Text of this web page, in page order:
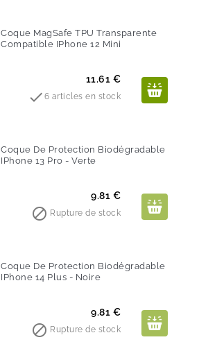
Coque MagSafe TPU Transparente
Compatible IPhone 12 Mini
Prix
11.61 €
 6 articles en stock
Coque De Protection Biodégradable
IPhone 13 Pro - Verte
Prix
9.81 €
 Rupture de stock
Coque De Protection Biodégradable
IPhone 14 Plus - Noire
Prix
9.81 €
 Rupture de stock